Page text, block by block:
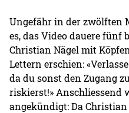
Ungefähr in der zwölften
es, das Video dauere fünf
Christian Nägel mit
Lettern erschien:
da du sonst den Zugang
riskierst!» Anschliessend
angekündigt: Da